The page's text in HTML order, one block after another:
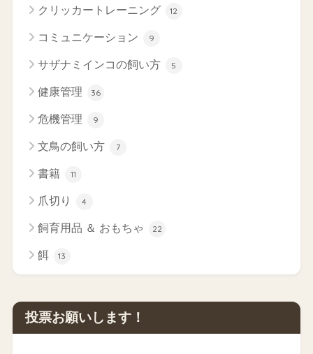
クリッカートレーニング 12
コミュニケーション 9
サザナミインコの飼い方 5
健康管理 36
危機管理 9
文鳥の飼い方 7
書籍 11
爪切り 4
飼育用品 ＆ おもちゃ 22
餌 13
投票お願いします！